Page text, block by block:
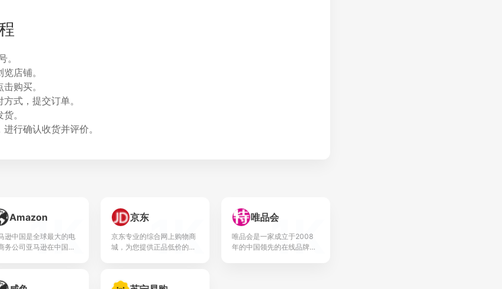
。
店铺。
购买。
式，提交订单。
。
行确认收货并评价。
Amazon
逊中国是全球最大的电
务公司亚马逊在中国的
为消费者提供一个可信
1K 京东
京东专业的综合网上购物商
城，为您提供正品低价的购
牌商家，囊括家电、手机、
1K 唯品会
唯品会是一家成立于2008
年的中国领先的在线品牌折
1K